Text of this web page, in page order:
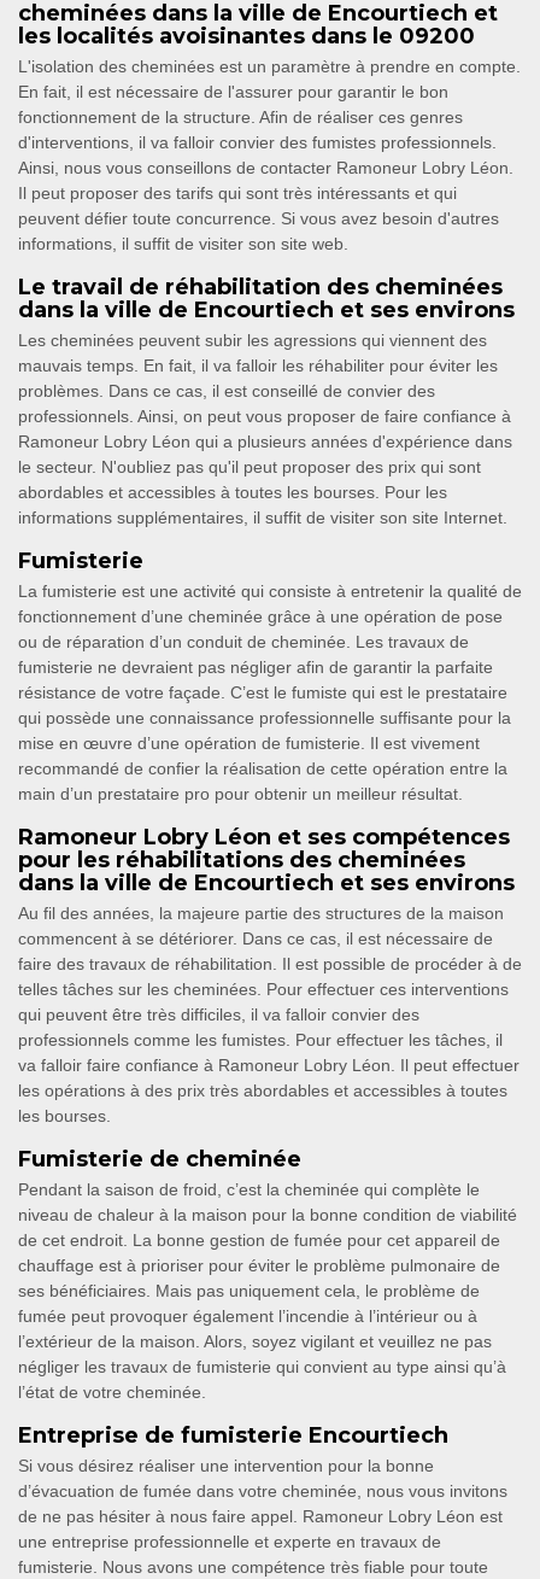
cheminées dans la ville de Encourtiech et
les localités avoisinantes dans le 09200
L'isolation des cheminées est un paramètre à prendre en compte.
En fait, il est nécessaire de l'assurer pour garantir le bon
fonctionnement de la structure. Afin de réaliser ces genres
d'interventions, il va falloir convier des fumistes professionnels.
Ainsi, nous vous conseillons de contacter Ramoneur Lobry Léon.
Il peut proposer des tarifs qui sont très intéressants et qui
peuvent défier toute concurrence. Si vous avez besoin d'autres
informations, il suffit de visiter son site web.
Le travail de réhabilitation des cheminées
dans la ville de Encourtiech et ses environs
Les cheminées peuvent subir les agressions qui viennent des
mauvais temps. En fait, il va falloir les réhabiliter pour éviter les
problèmes. Dans ce cas, il est conseillé de convier des
professionnels. Ainsi, on peut vous proposer de faire confiance à
Ramoneur Lobry Léon qui a plusieurs années d'expérience dans
le secteur. N'oubliez pas qu'il peut proposer des prix qui sont
abordables et accessibles à toutes les bourses. Pour les
informations supplémentaires, il suffit de visiter son site Internet.
Fumisterie
La fumisterie est une activité qui consiste à entretenir la qualité de
fonctionnement d’une cheminée grâce à une opération de pose
ou de réparation d’un conduit de cheminée. Les travaux de
fumisterie ne devraient pas négliger afin de garantir la parfaite
résistance de votre façade. C’est le fumiste qui est le prestataire
qui possède une connaissance professionnelle suffisante pour la
mise en œuvre d’une opération de fumisterie. Il est vivement
recommandé de confier la réalisation de cette opération entre la
main d’un prestataire pro pour obtenir un meilleur résultat.
Ramoneur Lobry Léon et ses compétences
pour les réhabilitations des cheminées
dans la ville de Encourtiech et ses environs
Au fil des années, la majeure partie des structures de la maison
commencent à se détériorer. Dans ce cas, il est nécessaire de
faire des travaux de réhabilitation. Il est possible de procéder à de
telles tâches sur les cheminées. Pour effectuer ces interventions
qui peuvent être très difficiles, il va falloir convier des
professionnels comme les fumistes. Pour effectuer les tâches, il
va falloir faire confiance à Ramoneur Lobry Léon. Il peut effectuer
les opérations à des prix très abordables et accessibles à toutes
les bourses.
Fumisterie de cheminée
Pendant la saison de froid, c’est la cheminée qui complète le
niveau de chaleur à la maison pour la bonne condition de viabilité
de cet endroit. La bonne gestion de fumée pour cet appareil de
chauffage est à prioriser pour éviter le problème pulmonaire de
ses bénéficiaires. Mais pas uniquement cela, le problème de
fumée peut provoquer également l’incendie à l’intérieur ou à
l’extérieur de la maison. Alors, soyez vigilant et veuillez ne pas
négliger les travaux de fumisterie qui convient au type ainsi qu’à
l’état de votre cheminée.
Entreprise de fumisterie Encourtiech
Si vous désirez réaliser une intervention pour la bonne
d’évacuation de fumée dans votre cheminée, nous vous invitons
de ne pas hésiter à nous faire appel. Ramoneur Lobry Léon est
une entreprise professionnelle et experte en travaux de
fumisterie. Nous avons une compétence très fiable pour toute